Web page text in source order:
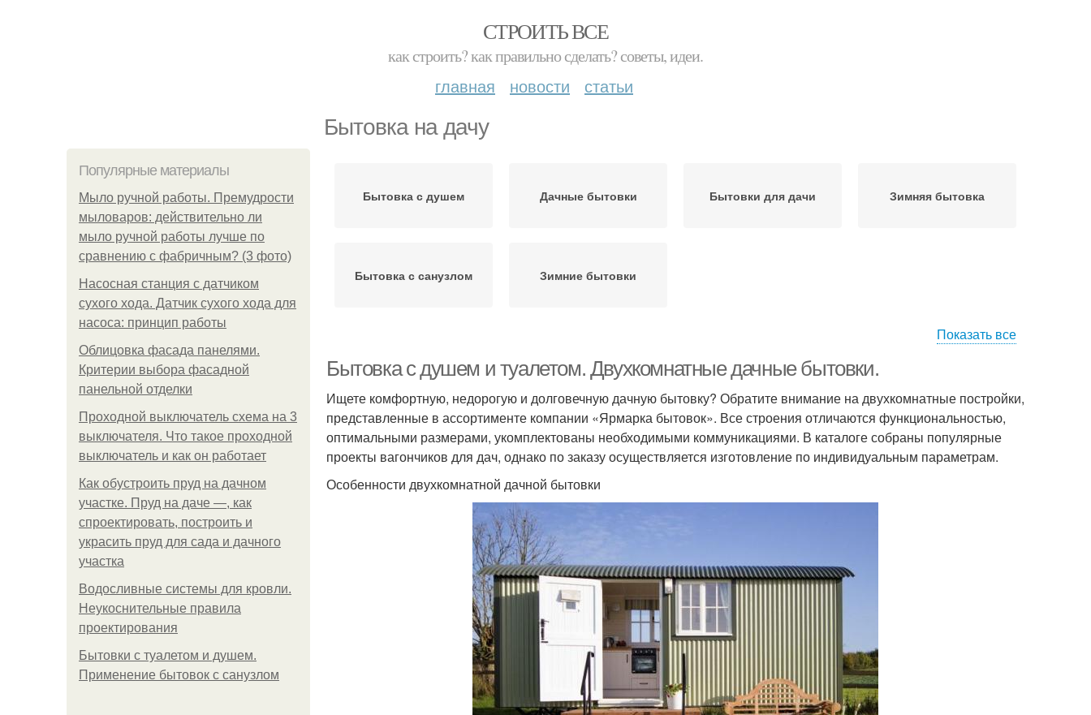
СТРОИТЬ ВСЕ
как строить? как правильно сделать? советы, идеи.
главная новости статьи
Бытовка на дачу
Популярные материалы
Мыло ручной работы. Премудрости
мыловаров: действительно ли
мыло ручной работы лучше по
сравнению с фабричным? (3 фото)
Насосная станция с датчиком
сухого хода. Датчик сухого хода для
насоса: принцип работы
Облицовка фасада панелями.
Критерии выбора фасадной
панельной отделки
Проходной выключатель схема на 3
выключателя. Что такое проходной
выключатель и как он работает
Как обустроить пруд на дачном
участке. Пруд на даче —, как
спроектировать, построить и
украсить пруд для сада и дачного
участка
Водосливные системы для кровли.
Неукоснительные правила
проектирования
Бытовки с туалетом и душем.
Применение бытовок с санузлом
Бытовка с душем Дачные бытовки Бытовки для дачи Зимняя бытовка
Бытовка с санузлом Зимние бытовки
Показать все
Бытовка с душем и туалетом. Двухкомнатные дачные бытовки.
Ищете комфортную, недорогую и долговечную дачную бытовку? Обратите внимание на двухкомнатные постройки,
представленные в ассортименте компании «Ярмарка бытовок». Все строения отличаются функциональностью,
оптимальными размерами, укомплектованы необходимыми коммуникациями. В каталоге собраны популярные
проекты вагончиков для дач, однако по заказу осуществляется изготовление по индивидуальным параметрам.
Особенности двухкомнатной дачной бытовки